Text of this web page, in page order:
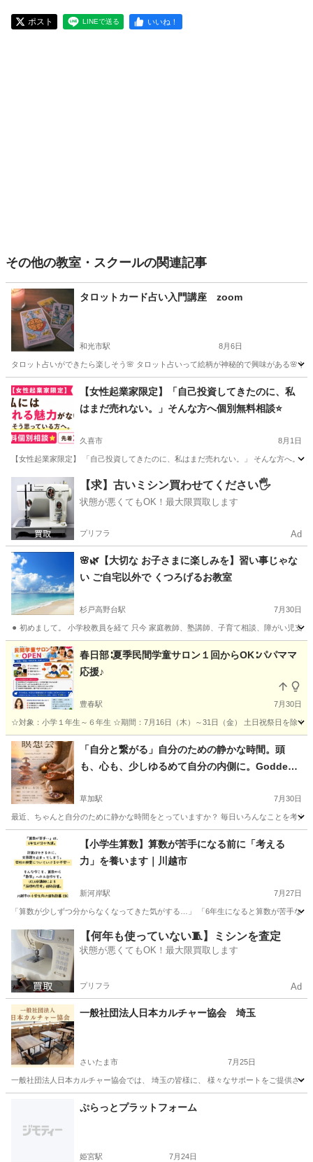
ポスト LINEで送る いいね！
その他の教室・スクールの関連記事
タロットカード占い入門講座 zoom
和光市駅 8月6日
タロット占いができたら楽しそう🌸 タロット占いって絵柄が神秘的で興味がある🌸
埼玉 和光市 和光市駅 その他 タロット占い
【女性起業家限定】「自己投資してきたのに、私
はまだ売れない。」そんな方へ個別無料相談⭐
久喜市 8月1日
【女性起業家限定】 「自己投資してきたのに、私はまだ売れない。」 そんな方へ。
埼玉 久喜市 その他 子ども
【求】古いミシン買わせてください🖐️
状態が悪くてもOK！最大限買取します
プリフラ Ad
🌸🌿【大切な お子さまに楽しみを】習い事じゃな
い ご自宅以外で くつろげるお教室
杉戸高野台駅 7月30日
⚫︎ 初めまして。 小学校教員を経て 只今 家庭教師、塾講師、子育て相談、障がい児支
埼玉 北葛飾郡 杉戸高野台駅 その他 月謝
春日部∶夏季民間学童サロン１回からOK∶パパママ
応援♪
豊春駅 7月30日
☆対象：小学１年生～６年生 ☆期間：7月16日（木）～31日（金） 土日祝祭日を除く
埼玉 春日部市 豊春駅 その他 読書感想文
「自分と繋がる」自分のための静かな時間。頭
も、心も、少しゆるめて自分の内側に。Goddess
草加駅 7月30日
最近、ちゃんと自分のために静かな時間をとっていますか？ 毎日いろんなことを考
埼玉 草加市 草加駅 その他 公民館
【小学生算数】算数が苦手になる前に「考える
力」を養います｜川越市
新河岸駅 7月27日
「算数が少しずつ分からなくなってきた気がする…」 「6年生になると算数が苦手な
埼玉 川越市 新河岸駅 その他 算数
【何年も使っていない🧵】ミシンを査定
状態が悪くてもOK！最大限買取します
プリフラ Ad
一般社団法人日本カルチャー協会 埼玉
さいたま市 7月25日
一般社団法人日本カルチャー協会では、 埼玉の皆様に、 様々なサポートをご提供さ
その他
ぷらっとプラットフォーム
姫宮駅 7月24日